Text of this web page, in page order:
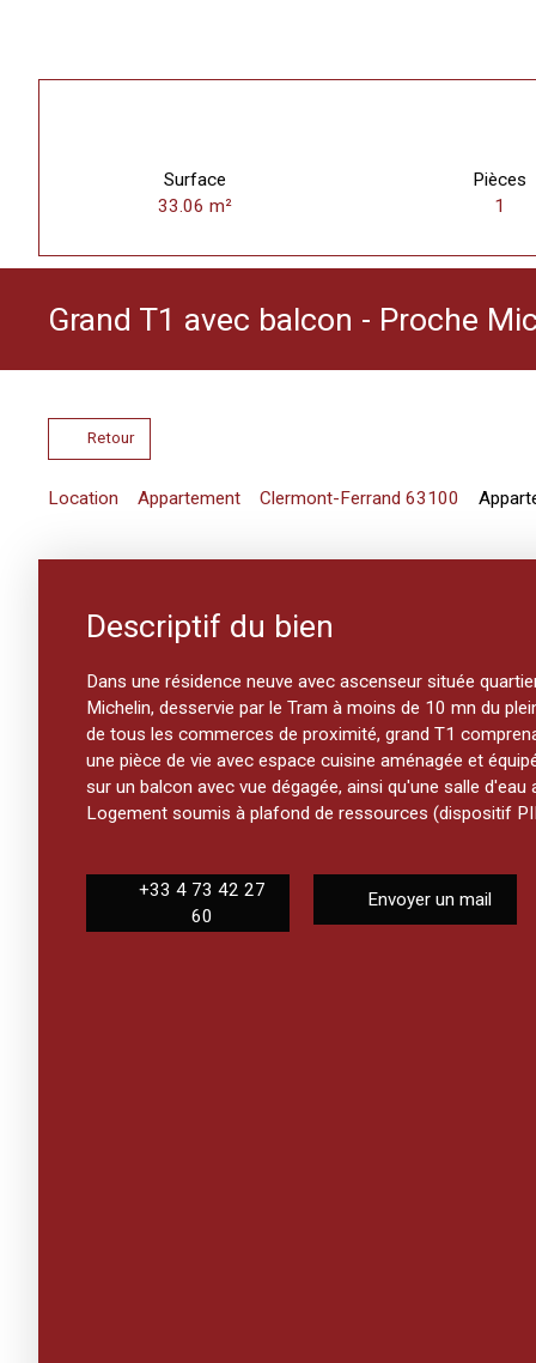
Surface
33.06 m²
Pièces
1
Grand T1 avec balcon - Proche
Retour
Location Appartement Clermont-Ferrand 63100
Descriptif du bien
Dans une résidence neuve avec ascenseur située
Michelin, desservie par le Tram à moins de 10 mn du
de tous les commerces de proximité, grand T1
une pièce de vie avec espace cuisine aménagée et
sur un balcon avec vue dégagée, ainsi qu'une salle d'eau
Logement soumis à plafond de ressources (dispositif
+33 4 73 42 27
60
Envoyer un mail